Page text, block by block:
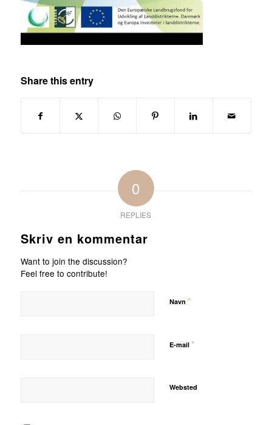
Share this entry
0
REPLIES
Skriv en kommentar
Want to join the discussion?
Feel free to contribute!
Navn *
E-mail *
Websted